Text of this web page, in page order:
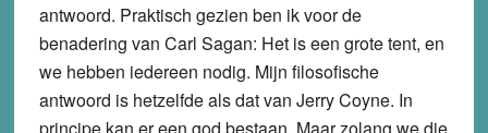
antwoord. Praktisch gezien ben ik voor de
benadering van Carl Sagan: Het is een grote tent, en
we hebben iedereen nodig. Mijn filosofische
antwoord is hetzelfde als dat van Jerry Coyne. In
principe kan er een god bestaan. Maar zolang we die